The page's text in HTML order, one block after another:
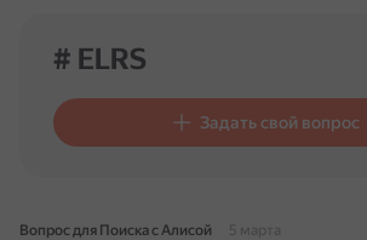
# ELRS
Задать свой вопрос
Вопрос для Поиска с Алисой
5 марта